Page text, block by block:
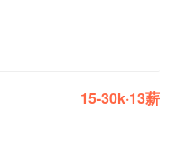
15-30k·13薪